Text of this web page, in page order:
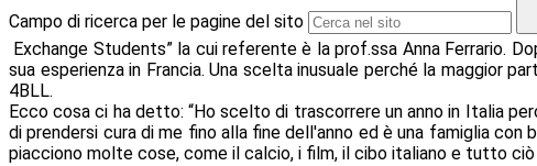
Campo di ricerca per le pagine del sito
Exchange Students” la cui referente è la prof.ssa Anna Ferrario.
sua esperienza in Francia. Una scelta inusuale perché la maggior
4BLL.
Ecco cosa ci ha detto: “Ho scelto di trascorrere un anno in Italia
di prendersi cura di me fino alla fine dell'anno ed è una famiglia
piacciono molte cose, come il calcio, i film, il cibo italiano e tutto